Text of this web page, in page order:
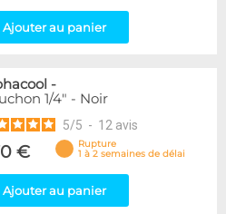
Ajouter au panier
-
1/4" - Noir
5/5 - 12 avis
€
Rupture
1 à 2 semaines de délai
Ajouter au panier